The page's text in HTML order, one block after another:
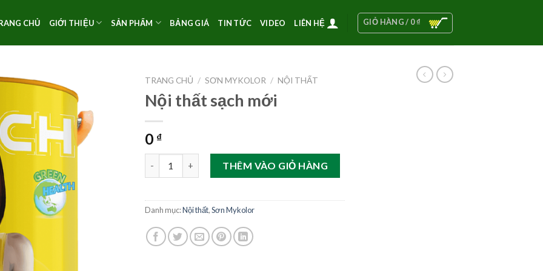
CHỦ GIỚI THIỆU SẢN PHẨM BẢNG GIÁ TIN TỨC VIDEO LIÊN HỆ GIỎ HÀNG / 0₫
TRANG CHỦ / SƠN MYKOLOR / NỘI THẤT
Nội thất sạch mới
0 ₫
Nội thất sạch mới số lượngTHÊM VÀO GIỎ HÀNG
Danh mục:Nội thất,Sơn Mykolor